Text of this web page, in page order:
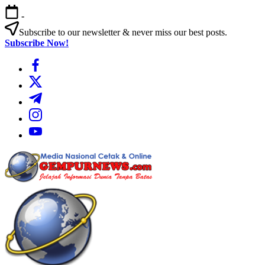
Skip
to
content
-
Subscribe to our newsletter & never miss our best posts.
Subscribe Now!
https://www.facebook.com/
https://twitter.com/
https://t.me/
https://www.instagram.com/
https://youtube.com/